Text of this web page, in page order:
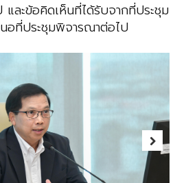
ละข้อคิดเห็นที่ได้รับจากที่ประชุม
อที่ประชุมพิจารณาต่อไป
Next